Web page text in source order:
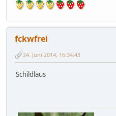
fckwfrei
24. Juni 2014, 16:34:43
Schildlaus